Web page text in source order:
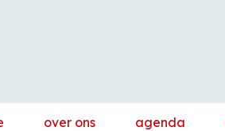
over ons agenda